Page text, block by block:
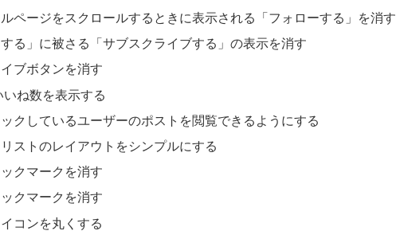
ページをスクロールするときに表示される「フォローする」を消す
する」に被さる「サブスクライブする」の表示を消す
ブボタンを消す
いね数を表示する
クしているユーザーのポストを閲覧できるようにする
ストのレイアウトをシンプルにする
クマークを消す
クマークを消す
コンを丸くする